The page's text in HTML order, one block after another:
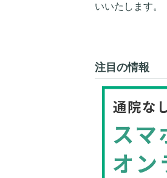
いいたします。
注目の情報